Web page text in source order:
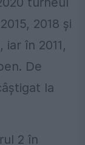
2018 și
în 2011,
De
la
2 în